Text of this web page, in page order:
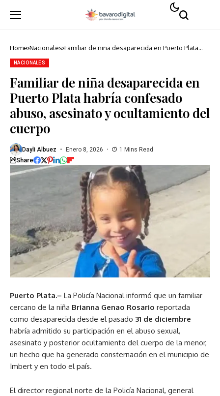
Home Nacionales Familiar de niña desaparecida en Puerto Plata
NACIONALES
Familiar de niña desaparecida en
Puerto Plata habría confesado
abuso, asesinato y ocultamiento del
cuerpo
Dayli Albuez Enero 8, 2026 1 Mins Read
Share
Puerto Plata.– La Policía Nacional informó que un familiar
cercano de la niña Brianna Genao Rosario reportada
como desaparecida desde el pasado 31 de diciembre
habría admitido su participación en el abuso sexual,
asesinato y posterior ocultamiento del cuerpo de la menor,
un hecho que ha generado consternación en el municipio de
Imbert y en todo el país.
El director regional norte de la Policía Nacional, general